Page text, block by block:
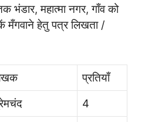
भंडार, महात्मा नगर, गाँव को
मँगवाने हेतु पत्र लिखता /
प्रतियाँ
4